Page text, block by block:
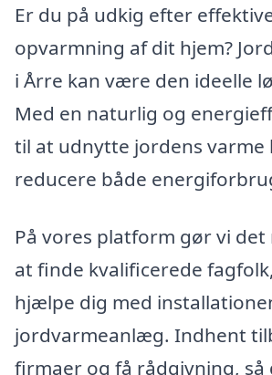
Er du på udkig efter
opvarmning af dit hjem?
i Årre kan være den ideelle
Med en naturlig og
til at udnytte jordens varme
reducere både
På vores platform gør vi
at finde kvalificerede
hjælpe dig med
jordvarmeanlæg. Indhent
firmaer og få rådgivning,